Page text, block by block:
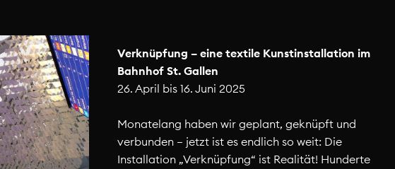
Verknüpfung – eine textile Kunstinstallation im
Bahnhof St. Gallen
26. April bis 16. Juni 2025
Monatelang haben wir geplant, geknüpft und
verbunden – jetzt ist es endlich so weit: Die
Installation „Verknüpfung“ ist Realität! Hunderte